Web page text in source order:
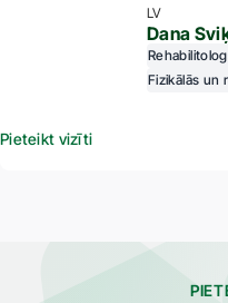
LV
Dana
Fizikālās un
Pieteikt vizīti